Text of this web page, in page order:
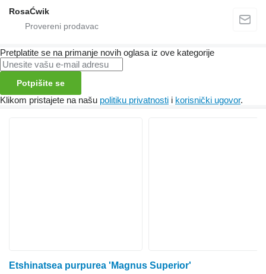
RosaĆwik
Pretplatite se na primanje novih oglasa iz ove kategorije
Potpišite se
Klikom pristajete na našu politiku privatnosti i korisnički ugovor.
Etshinatsea purpurea 'Magnus Superior'